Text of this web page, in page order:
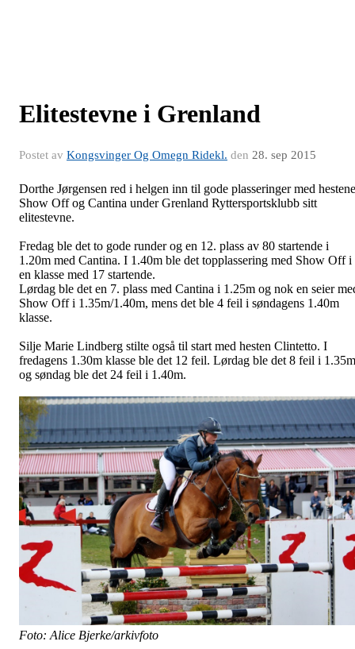
Elitestevne i Grenland
Postet av Kongsvinger Og Omegn Ridekl. den 28. sep 2015
Dorthe Jørgensen red i helgen inn til gode plasseringer med hestene
Show Off og Cantina under Grenland Ryttersportsklubb sitt
elitestevne.
Fredag ble det to gode runder og en 12. plass av 80 startende i
1.20m med Cantina. I 1.40m ble det topplassering med Show Off i
en klasse med 17 startende.
Lørdag ble det en 7. plass med Cantina i 1.25m og nok en seier
Show Off i 1.35m/1.40m, mens det ble 4 feil i søndagens 1.40m
klasse.
Silje Marie Lindberg stilte også til start med hesten Clintetto. I
fredagens 1.30m klasse ble det 12 feil. Lørdag ble det 8 feil i 1.35m
og søndag ble det 24 feil i 1.40m.
Foto: Alice Bjerke/arkivfoto